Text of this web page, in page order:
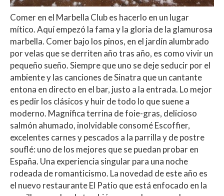
Comer en el Marbella Club es hacerlo en un lugar
mítico. Aquí empezó la fama y la gloria de la glamurosa
marbella. Comer bajo los pinos, en el jardín alumbrado
por velas que se derriten año tras año, es como vivir un
pequeño sueño. Siempre que uno se deje seducir por el
ambiente y las canciones de Sinatra que un cantante
entona en directo en el bar, justo a la entrada. Lo mejor
es pedir los clásicos y huir de todo lo que suene a
moderno. Magnífica terrina de foie-gras, delicioso
salmón ahumado, inolvidable consomé Escoffier,
excelentes carnes y pescados a la parrilla y de postre
souflé: uno de los mejores que se puedan probar en
España. Una experiencia singular para una noche
rodeada de romanticismo. La novedad de este año es
el nuevo restaurante El Patio que está enfocado en la